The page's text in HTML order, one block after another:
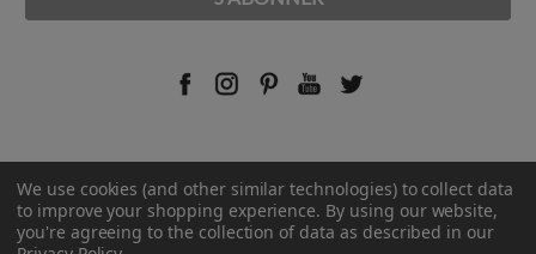
© 2026 Rust-Oleum France.
We use cookies (and other similar technologies) to collect data
to improve your shopping experience. By using our website,
you're agreeing to the collection of data as described in our